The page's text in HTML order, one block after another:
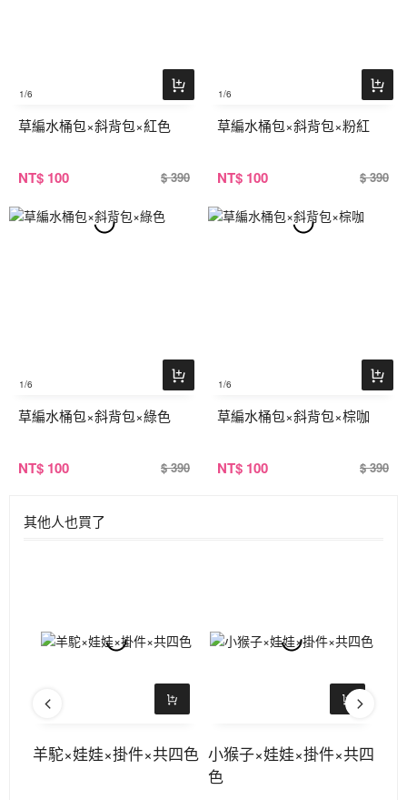
1/6
草編水桶包×斜背包×紅色
NT$ 100 $ 390
1/6
草編水桶包×斜背包×粉紅
NT$ 100 $ 390
1/6
草編水桶包×斜背包×綠色
NT$ 100 $ 390
1/6
草編水桶包×斜背包×棕咖
NT$ 100 $ 390
其他人也買了
羊駝×娃娃×掛件×共四色 小猴子×娃娃×掛件×共四
色